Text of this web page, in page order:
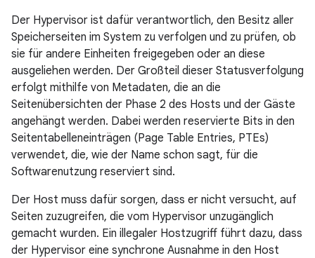
Der Hypervisor ist dafür verantwortlich, den Besitz aller
Speicherseiten im System zu verfolgen und zu prüfen, ob
sie für andere Einheiten freigegeben oder an diese
ausgeliehen werden. Der Großteil dieser Statusverfolgung
erfolgt mithilfe von Metadaten, die an die
Seitenübersichten der Phase 2 des Hosts und der Gäste
angehängt werden. Dabei werden reservierte Bits in den
Seitentabelleneinträgen (Page Table Entries, PTEs)
verwendet, die, wie der Name schon sagt, für die
Softwarenutzung reserviert sind.
Der Host muss dafür sorgen, dass er nicht versucht, auf
Seiten zuzugreifen, die vom Hypervisor unzugänglich
gemacht wurden. Ein illegaler Hostzugriff führt dazu, dass
der Hypervisor eine synchrone Ausnahme in den Host